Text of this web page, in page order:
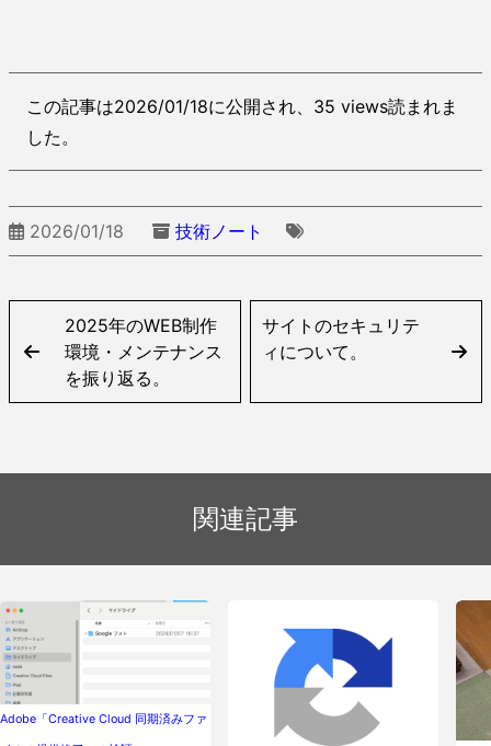
この記事は2026/01/18に公開され、35 views読まれま
した。
2026/01/18 技術ノート
2025年のWEB制作
環境・メンテナンス
を振り返る。
サイトのセキュリテ
ィについて。
関連記事
Adobe「Creative Cloud 同期済みファ